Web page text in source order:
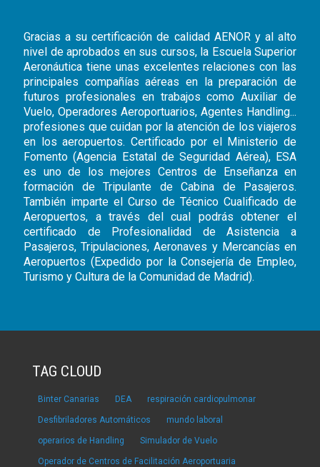
Gracias a su certificación de calidad AENOR y al alto
nivel de aprobados en sus cursos, la Escuela Superior
Aeronáutica tiene unas excelentes relaciones con las
principales compañías aéreas en la preparación de
futuros profesionales en trabajos como Auxiliar de
Vuelo, Operadores Aeroportuarios, Agentes Handling...
profesiones que cuidan por la atención de los viajeros
en los aeropuertos. Certificado por el Ministerio de
Fomento (Agencia Estatal de Seguridad Aérea), ESA
es uno de los mejores Centros de Enseñanza en
formación de Tripulante de Cabina de Pasajeros.
También imparte el Curso de Técnico Cualificado de
Aeropuertos, a través del cual podrás obtener el
certificado de Profesionalidad de Asistencia a
Pasajeros, Tripulaciones, Aeronaves y Mercancías en
Aeropuertos (Expedido por la Consejería de Empleo,
Turismo y Cultura de la Comunidad de Madrid).
TAG CLOUD
Binter Canarias DEA respiración cardiopulmonar
Desfibriladores Automáticos mundo laboral
operarios de Handling Simulador de Vuelo
Operador de Centros de Facilitación Aeroportuaria